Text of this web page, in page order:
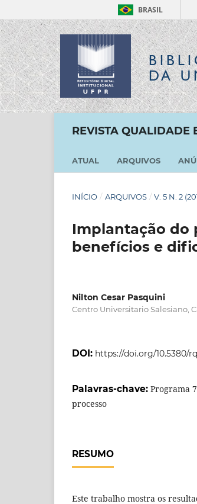
BRASIL
DA
REVISTA QUALIDADE
ATUAL ARQUIVOS
INÍCIO / ARQUIVOS / V. 5 N. 2
Implantação do
benefícios e
Nilton Cesar Pasquini
Centro Universitario Salesiano,
DOI: https://doi.org/10.5380/
Palavras-chave: Programa
processo
RESUMO
Este trabalho mostra os